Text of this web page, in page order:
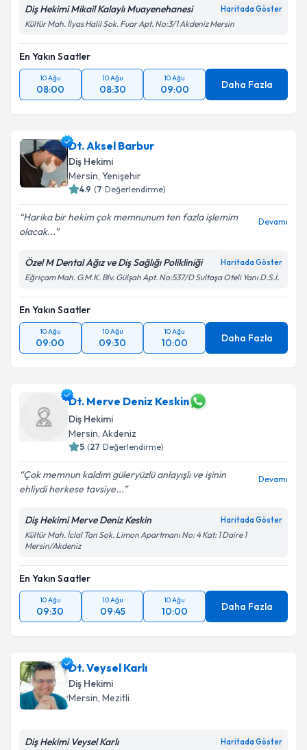
Diş Hekimi Mikail Kalaylı Muayenehanesi Haritada Göster
Kültür Mah. İlyas Halil Sok. Fuar Apt. No:3/1 Akdeniz Mersin
En Yakın Saatler
10 Ağu
08:00
10 Ağu
08:30
10 Ağu
09:00 Daha Fazla
Dt. Aksel Barbur
Diş Hekimi
Mersin, Yenişehir
4.9 (7 Değerlendirme)
Harika bir hekim çok memnunum ten fazla işlemim
olacak...
Devamı
Özel M Dental Ağız ve Diş Sağlığı Polikliniği Haritada Göster
Eğriçam Mah. G.M.K. Blv. Gülşah Apt. No:537/D Sultaşa Oteli Yanı D.S.İ.
En Yakın Saatler
10 Ağu
09:00
10 Ağu
09:30
10 Ağu
10:00 Daha Fazla
Dt. Merve Deniz Keskin
Diş Hekimi
Mersin, Akdeniz
5 (27 Değerlendirme)
Çok memnun kaldım güleryüzlü anlayışlı ve işinin
ehliydi herkese tavsiye...
Devamı
Diş Hekimi Merve Deniz Keskin Haritada Göster
Kültür Mah. İclal Tan Sok. Limon Apartmanı No: 4 Kat: 1 Daire 1
Mersin/Akdeniz
En Yakın Saatler
10 Ağu
09:30
10 Ağu
09:45
10 Ağu
10:00 Daha Fazla
Dt. Veysel Karlı
Diş Hekimi
Mersin, Mezitli
Diş Hekimi Veysel Karlı Haritada Göster